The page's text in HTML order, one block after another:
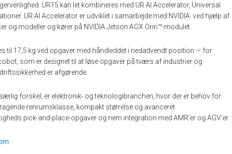
UR15 kan let kombineres med UR AI Accelerator, Universal
UR AI Accelerator er udviklet i samarbejde med NVIDIA ved hjælp af
og modeller og kører på NVIDIA Jetson AGX Orin™-modulet.
til 17,5 kg ved opgaver med håndleddet i nedadvendt position — for
som er designet til at løse opgaver på tværs af industrier og
er afgørende.
forskel, er elektronik- og teknologibranchen, hvor der er behov for
renrumsklasse, kompakt størrelse og avanceret
pick-and-place-opgaver og nem integration med AMR’er og AGV’er.